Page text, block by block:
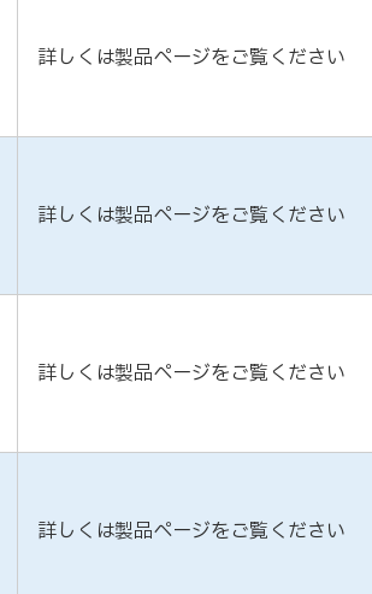
詳しくは製品ページをご覧ください
詳しくは製品ページをご覧ください
詳しくは製品ページをご覧ください
詳しくは製品ページをご覧ください